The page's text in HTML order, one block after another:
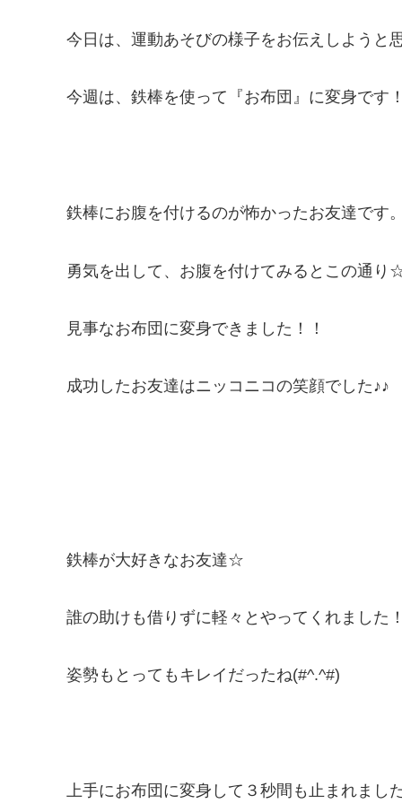
今日は、運動あそびの様子をお伝えしようと
今週は、鉄棒を使って『お布団』に変身です！
鉄棒にお腹を付けるのが怖かったお友達です。
勇気を出して、お腹を付けてみるとこの通り
見事なお布団に変身できました！！
成功したお友達はニッコニコの笑顔でした♪♪
鉄棒が大好きなお友達☆
誰の助けも借りずに軽々とやってくれました！
姿勢もとってもキレイだったね(#^.^#)
上手にお布団に変身して３秒間も止まれまし